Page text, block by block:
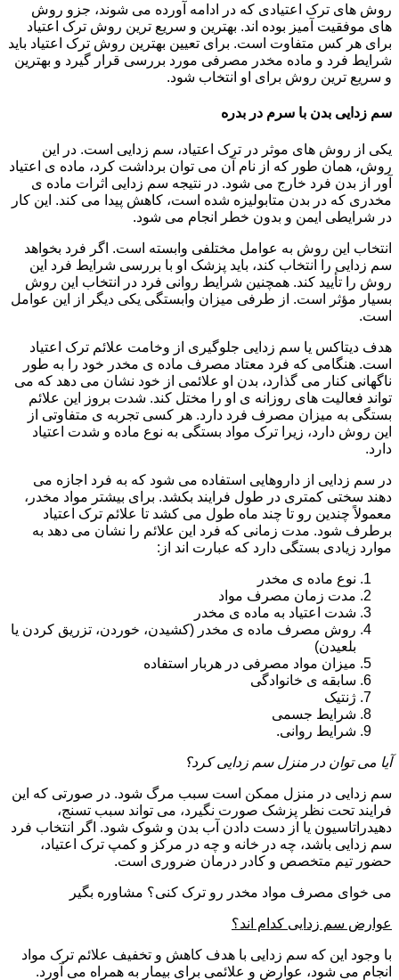
روش های ترک اعتیادی که در ادامه آورده می شوند، جزو روش
های موفقیت آمیز بوده اند. بهترین و سریع ترین روش ترک اعتیاد
برای هر کس متفاوت است. برای تعیین بهترین روش ترک اعتیاد باید
شرایط فرد و ماده مخدر مصرفی مورد بررسی قرار گیرد و بهترین
و سریع ترین روش برای او انتخاب شود.
سم زدایی بدن با سرم در بدره
یکی از روش های موثر در ترک اعتیاد، سم زدایی است. در این
روش، همان طور که از نام آن می توان برداشت کرد، ماده ی اعتیاد
آور از بدن فرد خارج می شود. در نتیجه سم زدایی اثرات ماده ی
مخدری که در بدن متابولیزه شده است، کاهش پیدا می کند. این کار
در شرایطی ایمن و بدون خطر انجام می شود.
انتخاب این روش به عوامل مختلفی وابسته است. اگر فرد بخواهد
سم زدایی را انتخاب کند، باید پزشک او با بررسی شرایط فرد این
روش را تأیید کند. همچنین شرایط روانی فرد در انتخاب این روش
بسیار مؤثر است. از طرفی میزان وابستگی یکی دیگر از این عوامل
است.
هدف دیتاکس یا سم زدایی جلوگیری از وخامت علائم ترک اعتیاد
است. هنگامی که فرد معتاد مصرف ماده ی مخدر خود را به طور
ناگهانی کنار می گذارد، بدن او علائمی از خود نشان می دهد که می
تواند فعالیت های روزانه ی او را مختل کند. شدت بروز این علائم
بستگی به میزان مصرف فرد دارد. هر کسی تجربه ی متفاوتی از
این روش دارد، زیرا ترک مواد بستگی به نوع ماده و شدت اعتیاد
دارد.
در سم زدایی از داروهایی استفاده می شود که به فرد اجازه می
دهند سختی کمتری در طول فرایند بکشد. برای بیشتر مواد مخدر،
معمولاً چندین رو تا چند ماه طول می کشد تا علائم ترک اعتیاد
برطرف شود. مدت زمانی که فرد این علائم را نشان می دهد به
موارد زیادی بستگی دارد که عبارت اند از:
نوع ماده ی مخدر
مدت زمان مصرف مواد
شدت اعتیاد به ماده ی مخدر
روش مصرف ماده ی مخدر (کشیدن، خوردن، تزریق کردن یا
بلعیدن)
میزان مواد مصرفی در هربار استفاده
سابقه ی خانوادگی
ژنتیک
شرایط جسمی
شرایط روانی.
آیا می توان در منزل سم زدایی کرد؟
سم زدایی در منزل ممکن است سبب مرگ شود. در صورتی که این
فرایند تحت نظر پزشک صورت نگیرد، می تواند سبب تسنج،
دهیدراتاسیون یا از دست دادن آب بدن و شوک شود. اگر انتخاب فرد
سم زدایی باشد، چه در خانه و چه در مرکز و کمپ ترک اعتیاد،
حضور تیم متخصص و کادر درمان ضروری است.
می خوای مصرف مواد مخدر رو ترک کنی؟ مشاوره بگیر
عوارض سم زدایی کدام اند؟
با وجود این که سم زدایی با هدف کاهش و تخفیف علائم ترک مواد
انجام می شود، عوارض و علائمی برای بیمار به همراه می آورد.